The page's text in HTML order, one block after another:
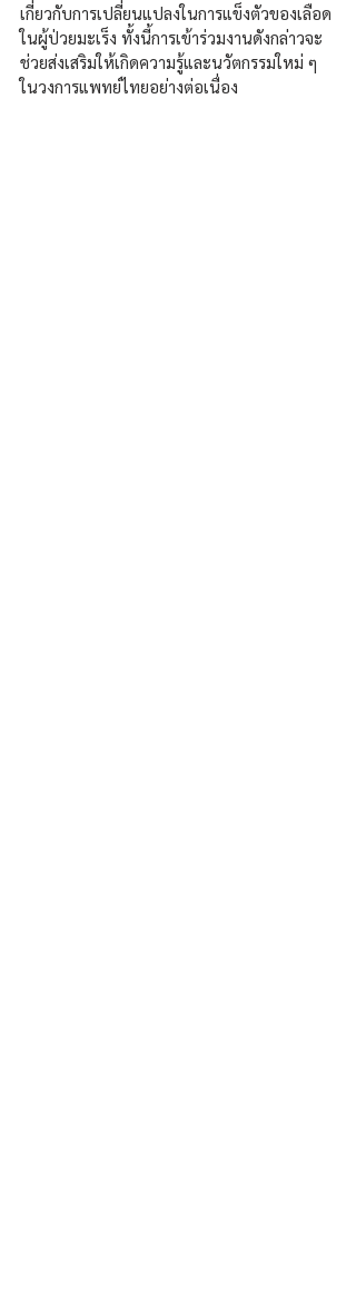
เกี่ยวกับการเปลี่ยนแปลงในการแข็งตัวของเลือด
ในผู้ป่วยมะเร็ง ทั้งนี้การเข้าร่วมงานดังกล่าวจะ
ช่วยส่งเสริมให้เกิดความรู้และนวัตกรรมใหม่ ๆ
ในวงการแพทย์ไทยอย่างต่อเนื่อง